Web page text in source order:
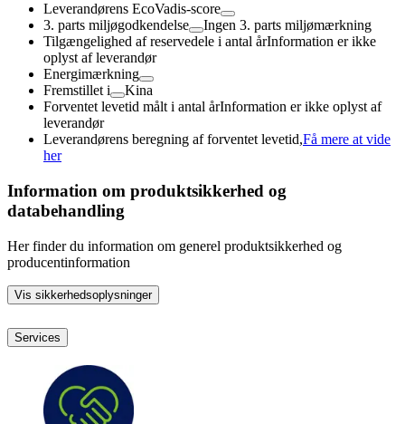
Leverandørens EcoVadis-score
3. parts miljøgodkendelse
Ingen 3. parts miljømærkning
Tilgængelighed af reservedele i antal årInformation er ikke
oplyst af leverandør
Energimærkning
Fremstillet i
Kina
Forventet levetid målt i antal årInformation er ikke oplyst af
leverandør
Leverandørens beregning af forventet levetid,Få mere at vide
her
Information om produktsikkerhed og
databehandling
Her finder du information om generel produktsikkerhed og
producentinformation
Vis sikkerhedsoplysninger
Services